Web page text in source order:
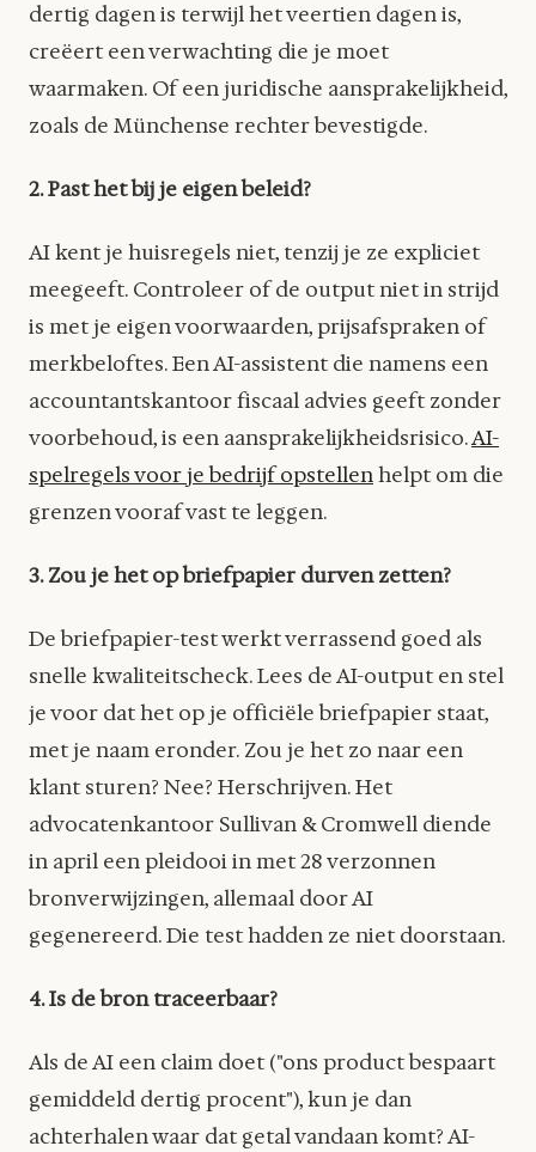
dertig dagen is terwijl het veertien dagen is,
creëert een verwachting die je moet
waarmaken. Of een juridische aansprakelijkheid,
zoals de Münchense rechter bevestigde.
2. Past het bij je eigen beleid?
AI kent je huisregels niet, tenzij je ze expliciet
meegeeft. Controleer of de output niet in strijd
is met je eigen voorwaarden, prijsafspraken of
merkbeloftes. Een AI-assistent die namens een
accountantskantoor fiscaal advies geeft zonder
voorbehoud, is een aansprakelijkheidsrisico.AI-
spelregels voor je bedrijf opstellenhelpt om die
grenzen vooraf vast te leggen.
3. Zou je het op briefpapier durven zetten?
De briefpapier-test werkt verrassend goed als
snelle kwaliteitscheck. Lees de AI-output en stel
je voor dat het op je officiële briefpapier staat,
met je naam eronder. Zou je het zo naar een
klant sturen? Nee? Herschrijven. Het
advocatenkantoor Sullivan & Cromwell diende
in april een pleidooi in met 28 verzonnen
bronverwijzingen, allemaal door AI
gegenereerd. Die test hadden ze niet doorstaan.
4. Is de bron traceerbaar?
Als de AI een claim doet ("ons product bespaart
gemiddeld dertig procent"), kun je dan
achterhalen waar dat getal vandaan komt? AI-